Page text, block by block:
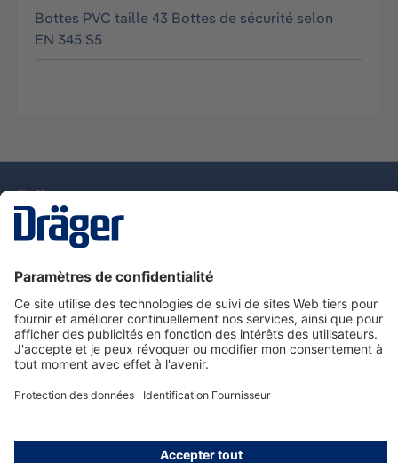
Bottes PVC taille 43 Bottes de sécurité selon
EN 345 S5
Nous contacter
Service de e-commande Dräger
Informations sur les produits
© Dräger France SAS, 2024